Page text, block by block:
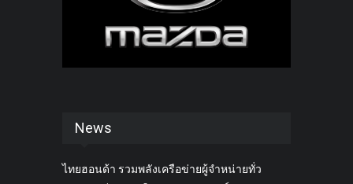
News
ไทยฮอนด้า รวมพลังเครือข่ายผู้จำหน่ายทั่ว